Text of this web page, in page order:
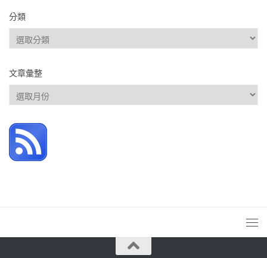
分類
分
類
文章彙整
文
章
整